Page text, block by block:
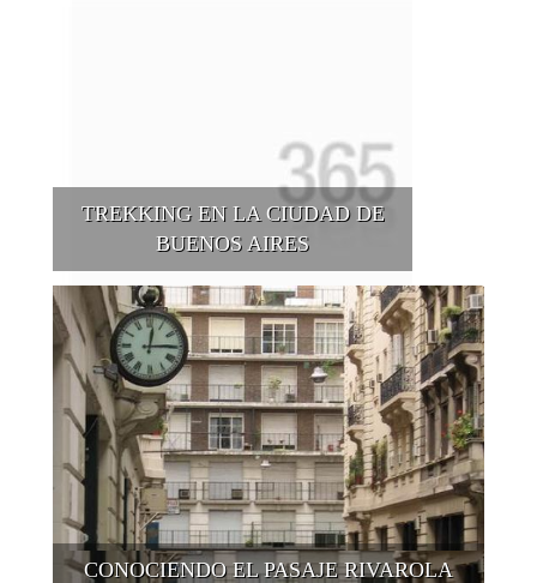
TREKKING EN LA CIUDAD DE
BUENOS AIRES
CONOCIENDO EL PASAJE RIVAROLA